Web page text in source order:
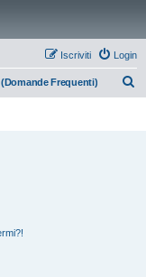
Login
Iscriviti
(Domande Frequenti)